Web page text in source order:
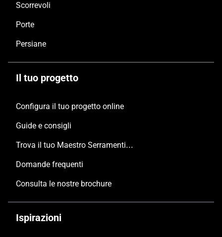
Scorrevoli
Porte
Persiane
Il tuo progetto
Configura il tuo progetto online
Guide e consigli
Trova il tuo Maestro Serramentista Domal
Domande frequenti
Consulta le nostre brochure
Ispirazioni